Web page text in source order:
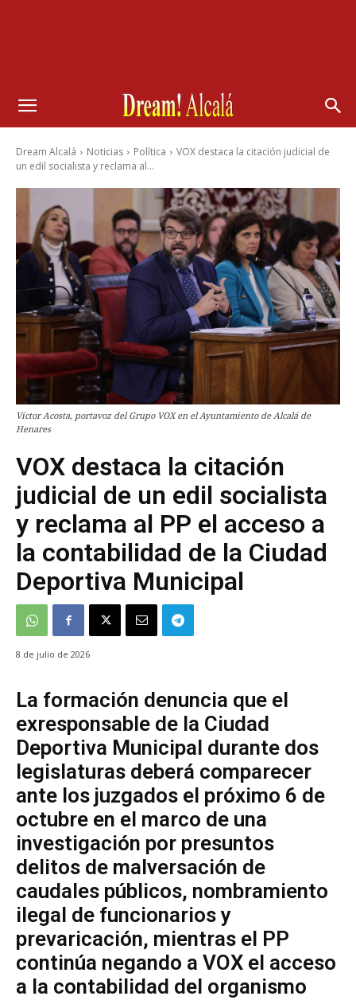
Dream Alcalá Noticias Política
VOX destaca la citación judicial de
un edil socialista y reclama al...
Víctor Acosta, portavoz del Grupo VOX en el Ayuntamiento de Alcalá de
Henares
VOX destaca la citación
judicial de un edil socialista
y reclama al PP el acceso a
la contabilidad de la Ciudad
Deportiva Municipal
8 de julio de 2026
La formación denuncia que el
exresponsable de la Ciudad
Deportiva Municipal durante dos
legislaturas deberá comparecer
ante los juzgados el próximo 6 de
octubre en el marco de una
investigación por presuntos
delitos de malversación de
caudales públicos, nombramiento
ilegal de funcionarios y
prevaricación, mientras el PP
continúa negando a VOX el acceso
a la contabilidad del organismo